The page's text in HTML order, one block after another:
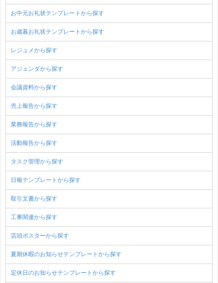
お中元お礼状テンプレートから探す
お歳暮お礼状テンプレートから探す
レジュメから探す
アジェンダから探す
会議資料から探す
売上報告から探す
業務報告から探す
活動報告から探す
タスク管理から探す
日報テンプレートから探す
取引文書から探す
工事関連から探す
店頭ポスターから探す
夏期休暇のお知らせテンプレートから探す
定休日のお知らせテンプレートから探す